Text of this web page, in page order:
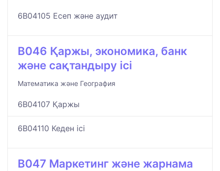
6B04105 Есеп және аудит
B046 Қаржы, экономика, банк
және сақтандыру ісі
Математика және География
6B04107 Қаржы
6B04110 Кеден ісі
B047 Маркетинг және жарнама